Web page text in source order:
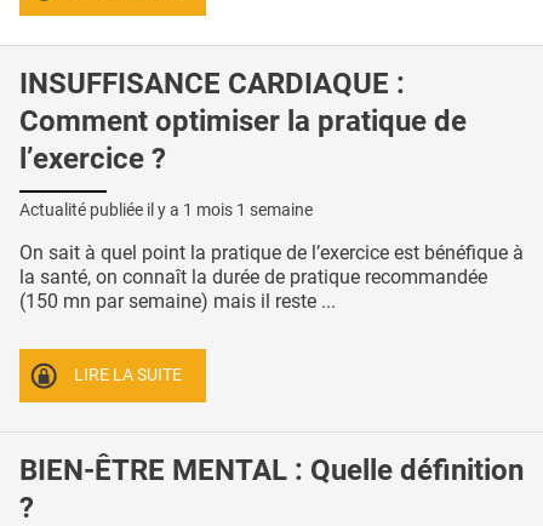
INSUFFISANCE CARDIAQUE :
Comment optimiser la pratique de
l’exercice ?
Actualité publiée il y a 1 mois 1 semaine
On sait à quel point la pratique de l’exercice est bénéfique à
la santé, on connaît la durée de pratique recommandée
(150 mn par semaine) mais il reste ...
LIRE LA SUITE
BIEN-ÊTRE MENTAL : Quelle définition
?